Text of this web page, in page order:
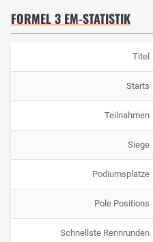
FORMEL 3 EM-STATISTIK
Titel
Starts
Teilnahmen
Siege
Podiumsplätze
Pole Positions
Schnellste Rennrunden